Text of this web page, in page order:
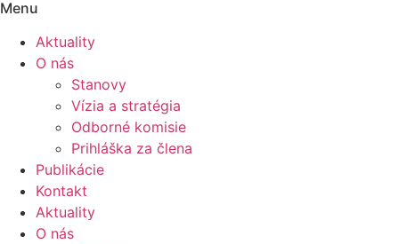
Menu
Aktuality
O nás
Stanovy
Vízia a stratégia
Odborné komisie
Prihláška za člena
Publikácie
Kontakt
Aktuality
O nás